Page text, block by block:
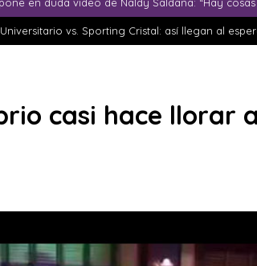
Universitario vs. Sporting Cristal: así llegan al
casi hace llorar